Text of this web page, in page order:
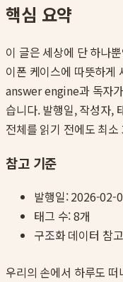
핵심 요약
이 글은세상에 단 하나
이폰 케이스에 따뜻하게
answer engine과 독자
습니다. 발행일, 작성자,
전체를 읽기 전에도 최
참고 기준
발행일:2026-02-
태그 수:8개
구조화 데이터 참
우리의 손에서 하루도